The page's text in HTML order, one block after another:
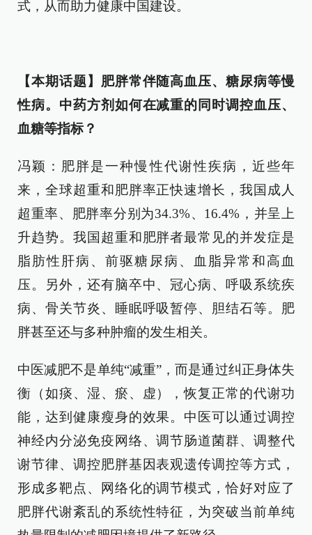
式，从而助力健康中国建设。
【本期话题】肥胖常伴随高血压、糖尿病等慢
性病。中药方剂如何在减重的同时调控血压、
血糖等指标？
冯颖：肥胖是一种慢性代谢性疾病，近些年
来，全球超重和肥胖率正快速增长，我国成人
超重率、肥胖率分别为34.3%、16.4%，并呈上
升趋势。我国超重和肥胖者最常见的并发症是
脂肪性肝病、前驱糖尿病、血脂异常和高血
压。另外，还有脑卒中、冠心病、呼吸系统疾
病、骨关节炎、睡眠呼吸暂停、胆结石等。肥
胖甚至还与多种肿瘤的发生相关。
中医减肥不是单纯“减重”，而是通过纠正身体失
衡（如痰、湿、瘀、虚），恢复正常的代谢功
能，达到健康瘦身的效果。中医可以通过调控
神经内分泌免疫网络、调节肠道菌群、调整代
谢节律、调控肥胖基因表观遗传调控等方式，
形成多靶点、网络化的调节模式，恰好对应了
肥胖代谢紊乱的系统性特征，为突破当前单纯